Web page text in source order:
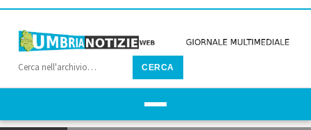
CERCA